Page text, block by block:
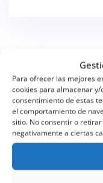
Para ofrecer las mejores
cookies para almacenar
consentimiento de estas
el comportamiento de
sitio. No consentir o
negativamente a ciertas